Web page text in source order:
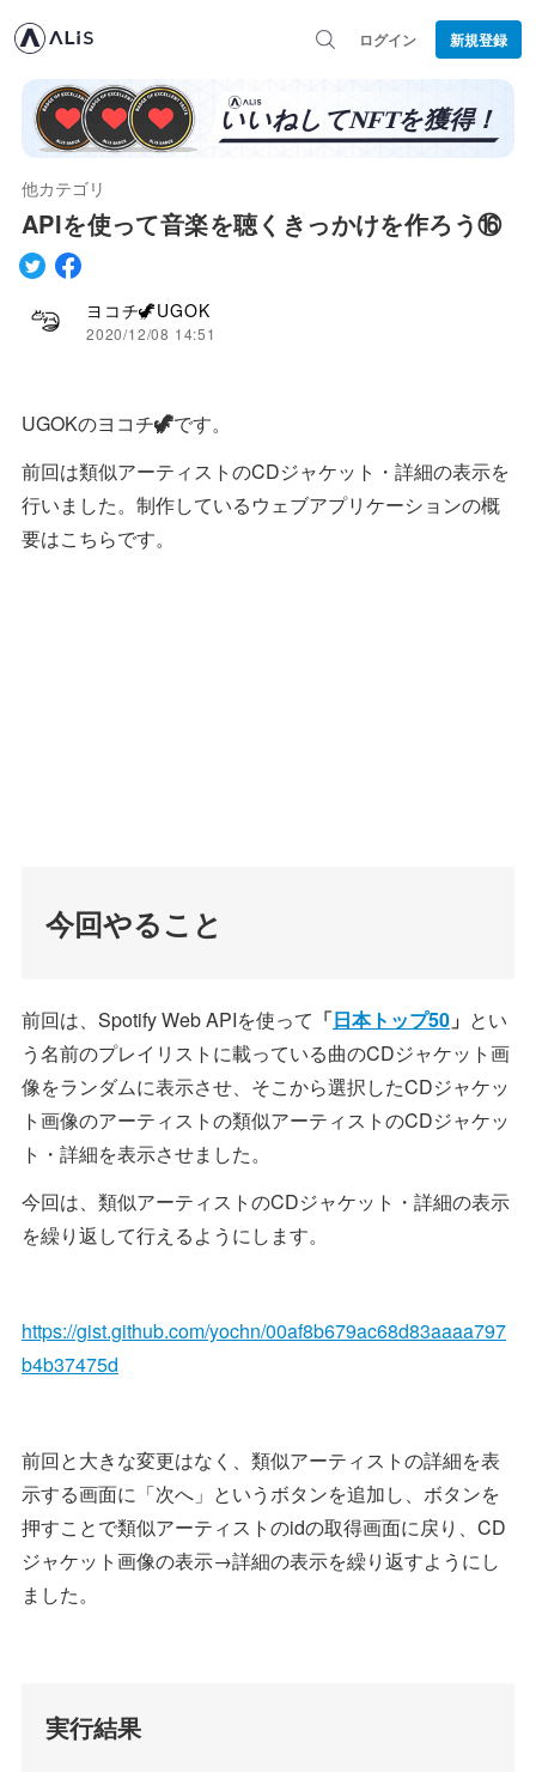
ログイン 新規登録
他カテゴリ
APIを使って音楽を聴くきっかけを作ろう⑯
ヨコチ🦖UGOK
2020/12/08 14:51
UGOKのヨコチ🦖です。
前回は類似アーティストのCDジャケット・詳細の表示を
行いました。制作しているウェブアプリケーションの概
要はこちらです。
今回やること
前回は、Spotify Web APIを使って 「日本トップ50 」 とい
う名前のプレイリストに載っている曲のCDジャケット画
像をランダムに表示させ、そこから選択したCDジャケッ
ト画像のアーティストの類似アーティストのCDジャケッ
ト・詳細を表示させました。
今回は、類似アーティストのCDジャケット・詳細の表示
を繰り返して行えるようにします。
https://gist.github.com/yochn/00af8b679ac68d83aaaa797
b4b37475d
前回と大きな変更はなく、類似アーティストの詳細を表
示する画面に「次へ」というボタンを追加し、ボタンを
押すことで類似アーティストのidの取得画面に戻り、CD
ジャケット画像の表示→詳細の表示を繰り返すようにし
ました。
実行結果